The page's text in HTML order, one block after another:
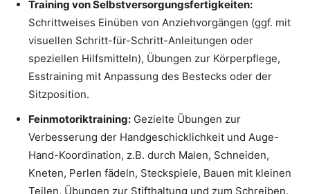
Training von Selbstversorgungsfertigkeiten:
Schrittweises Einüben von Anziehvorgängen (ggf. mit
visuellen Schritt-für-Schritt-Anleitungen oder
speziellen Hilfsmitteln), Übungen zur Körperpflege,
Esstraining mit Anpassung des Bestecks oder der
Sitzposition.
Feinmotoriktraining: Gezielte Übungen zur
Verbesserung der Handgeschicklichkeit und Auge-
Hand-Koordination, z.B. durch Malen, Schneiden,
Kneten, Perlen fädeln, Steckspiele, Bauen mit kleinen
Teilen, Übungen zur Stifthaltung und zum Schreiben.